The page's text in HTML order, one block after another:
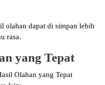
olahan dapat di simpan lebih
rasa.
yang Tepat
Olahan yang Tepat